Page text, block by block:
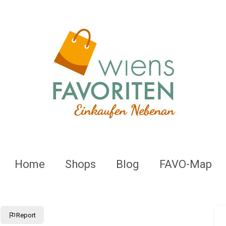
Home Shops Blog FAVO-Map
Report